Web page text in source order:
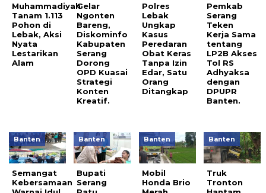
Muhammadiyah
Tanam 1.113
Pohon di
Lebak, Aksi
Nyata
Lestarikan
Alam
Gelar
Ngonten
Bareng,
Diskominfo
Kabupaten
Serang
Dorong
OPD Kuasai
Strategi
Konten
Kreatif.
Polres
Lebak
Ungkap
Kasus
Peredaran
Obat Keras
Tanpa Izin
Edar, Satu
Orang
Ditangkap
Pemkab
Serang
Teken
Kerja Sama
tentang
LP2B Akses
Tol RS
Adhyaksa
dengan
DPUPR
Banten.
Banten
Semangat
Kebersamaan
Banten
Bupati
Serang
Banten
Mobil
Honda Brio
Banten
Truk
Tronton